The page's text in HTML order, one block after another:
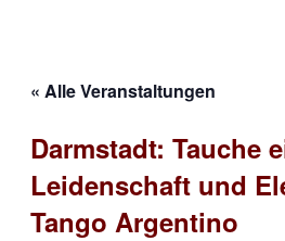
« Alle Veranstaltungen
Darmstadt: Tauche
Leidenschaft und
Tango Argentino